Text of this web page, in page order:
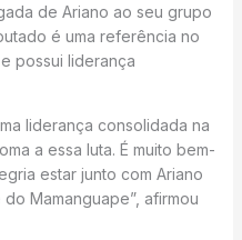
de Ariano ao seu grupo
é uma referência no
possui liderança
liderança consolidada na
a essa luta. É muito bem-
estar junto com Ariano
Mamanguape”, afirmou